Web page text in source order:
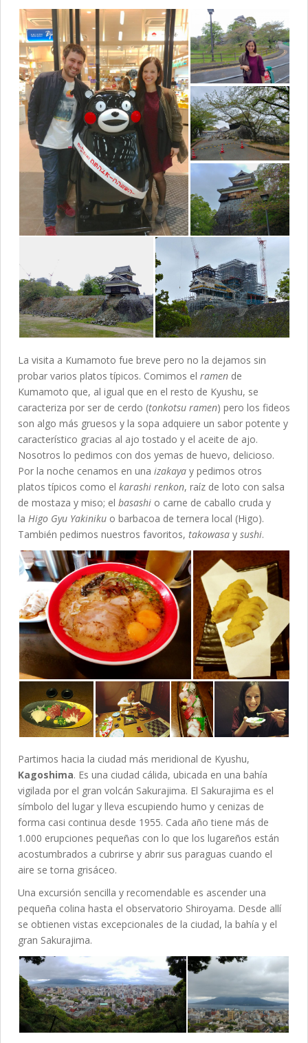
La visita a Kumamoto fue breve pero no la dejamos sin
probar varios platos típicos. Comimos el ramen de
Kumamoto que, al igual que en el resto de Kyushu, se
caracteriza por ser de cerdo (tonkotsu ramen) pero los fideos
son algo más gruesos y la sopa adquiere un sabor potente y
característico gracias al ajo tostado y el aceite de ajo.
Nosotros lo pedimos con dos yemas de huevo, delicioso.
Por la noche cenamos en una izakaya y pedimos otros
platos típicos como el karashi renkon, raíz de loto con salsa
de mostaza y miso; el basashi o carne de caballo cruda y
la Higo Gyu Yakiniku o barbacoa de ternera local (Higo).
También pedimos nuestros favoritos, takowasa y sushi.
Partimos hacia la ciudad más meridional de Kyushu,
Kagoshima. Es una ciudad cálida, ubicada en una bahía
vigilada por el gran volcán Sakurajima. El Sakurajima es el
símbolo del lugar y lleva escupiendo humo y cenizas de
forma casi continua desde 1955. Cada año tiene más de
1.000 erupciones pequeñas con lo que los lugareños están
acostumbrados a cubrirse y abrir sus paraguas cuando el
aire se torna grisáceo.
Una excursión sencilla y recomendable es ascender una
pequeña colina hasta el observatorio Shiroyama. Desde allí
se obtienen vistas excepcionales de la ciudad, la bahía y el
gran Sakurajima.